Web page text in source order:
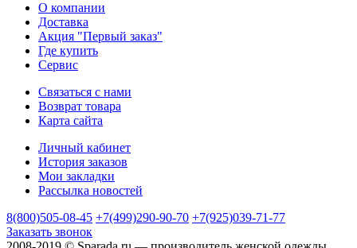
О компании
Доставка
Акция "Первый заказ"
Где купить
Сервис
Связаться с нами
Возврат товара
Карта сайта
Личный кабинет
История заказов
Мои закладки
Рассылка новостей
8(800)505-08-45 +7(499)290-90-70 +7(925)039-71-77
Заказать звонок